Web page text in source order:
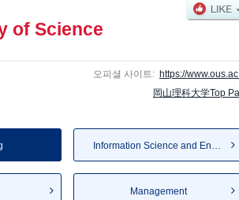
of Science
오피셜 사이트: https://
岡山理科大学Top
Information Science and Eng...
Management